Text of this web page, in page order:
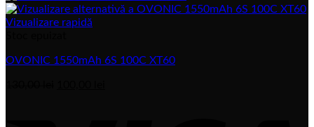
Vizualizare rapidă
OVONIC 1550mAh 6S 100C XT60